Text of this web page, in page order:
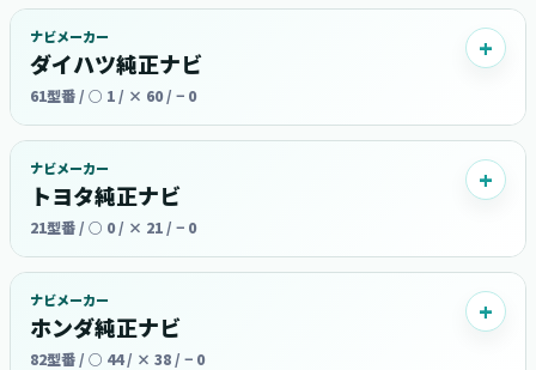
ナビメーカー
ダイハツ純正ナビ
61型番 / ○ 1 / × 60 / − 0
ナビメーカー
トヨタ純正ナビ
21型番 / ○ 0 / × 21 / − 0
ナビメーカー
ホンダ純正ナビ
82型番 / ○ 44 / × 38 / − 0